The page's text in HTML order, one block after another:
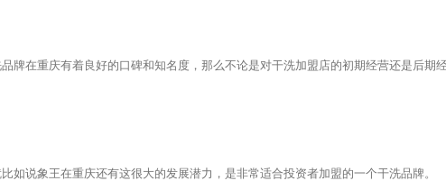
在重庆有着良好的口碑和知名度，那么不论是对干洗加盟店的初期经营还是后期
说象王在重庆还有这很大的发展潜力，是非常适合投资者加盟的一个干洗品牌。